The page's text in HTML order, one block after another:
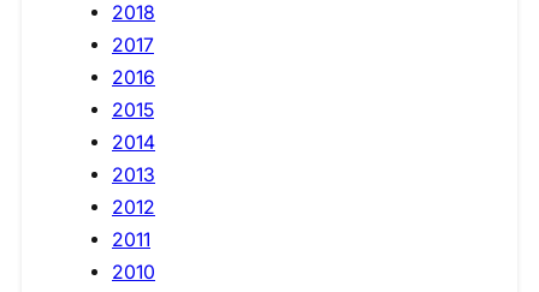
2018
2017
2016
2015
2014
2013
2012
2011
2010